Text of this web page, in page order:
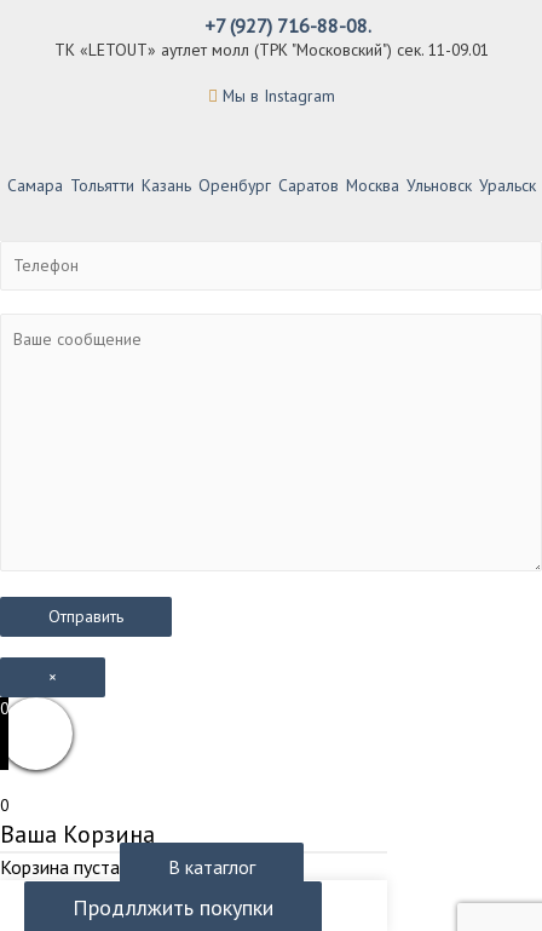
+7 (927) 716-88-08.
ТК «LETOUT» аутлет молл (ТРК "Московский") сек. 11-09.01
Мы в Instagram
Самара Тольятти Казань Оренбург Саратов Москва Ульновск Уральск
×
0
0
Ваша Корзина
Корзина пуста В катаглог
Продллжить покупки